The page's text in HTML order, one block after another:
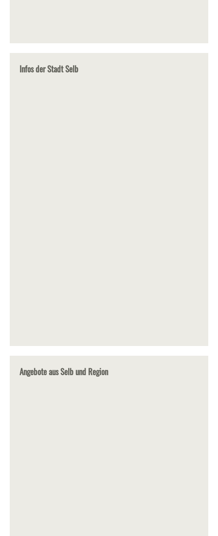
Infos der Stadt Selb
Angebote aus Selb und Region